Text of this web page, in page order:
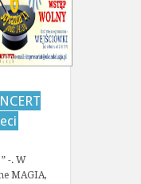
-. W
MAGIA,